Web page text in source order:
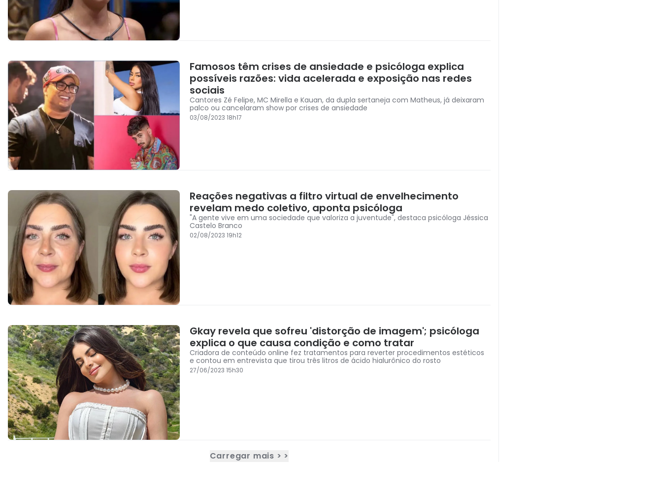
Famosos têm crises de ansiedade e psicóloga explica
possíveis razões: vida acelerada e exposição nas redes
sociais
Cantores Zé Felipe, MC Mirella e Kauan, da dupla sertaneja com Matheus, já deixaram
palco ou cancelaram show por crises de ansiedade
03/08/2023 18h17
Reações negativas a filtro virtual de envelhecimento
revelam medo coletivo, aponta psicóloga
"A gente vive em uma sociedade que valoriza a juventude", destaca psicóloga Jéssica
Castelo Branco
02/08/2023 19h12
Gkay revela que sofreu 'distorção de imagem'; psicóloga
explica o que causa condição e como tratar
Criadora de conteúdo online fez tratamentos para reverter procedimentos estéticos
e contou em entrevista que tirou três litros de ácido hialurônico do rosto
27/06/2023 15h30
Carregar mais > >